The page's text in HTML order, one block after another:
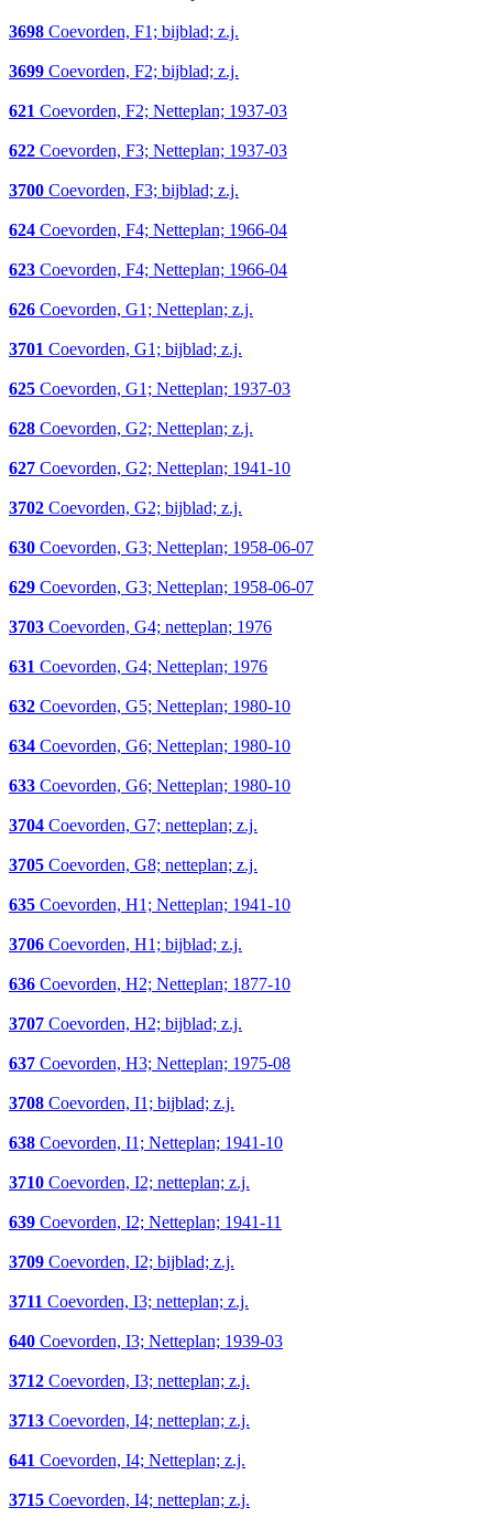
3698 Coevorden, F1; bijblad; z.j.
3699 Coevorden, F2; bijblad; z.j.
621 Coevorden, F2; Netteplan; 1937-03
622 Coevorden, F3; Netteplan; 1937-03
3700 Coevorden, F3; bijblad; z.j.
624 Coevorden, F4; Netteplan; 1966-04
623 Coevorden, F4; Netteplan; 1966-04
626 Coevorden, G1; Netteplan; z.j.
3701 Coevorden, G1; bijblad; z.j.
625 Coevorden, G1; Netteplan; 1937-03
628 Coevorden, G2; Netteplan; z.j.
627 Coevorden, G2; Netteplan; 1941-10
3702 Coevorden, G2; bijblad; z.j.
630 Coevorden, G3; Netteplan; 1958-06-07
629 Coevorden, G3; Netteplan; 1958-06-07
3703 Coevorden, G4; netteplan; 1976
631 Coevorden, G4; Netteplan; 1976
632 Coevorden, G5; Netteplan; 1980-10
634 Coevorden, G6; Netteplan; 1980-10
633 Coevorden, G6; Netteplan; 1980-10
3704 Coevorden, G7; netteplan; z.j.
3705 Coevorden, G8; netteplan; z.j.
635 Coevorden, H1; Netteplan; 1941-10
3706 Coevorden, H1; bijblad; z.j.
636 Coevorden, H2; Netteplan; 1877-10
3707 Coevorden, H2; bijblad; z.j.
637 Coevorden, H3; Netteplan; 1975-08
3708 Coevorden, I1; bijblad; z.j.
638 Coevorden, I1; Netteplan; 1941-10
3710 Coevorden, I2; netteplan; z.j.
639 Coevorden, I2; Netteplan; 1941-11
3709 Coevorden, I2; bijblad; z.j.
3711 Coevorden, I3; netteplan; z.j.
640 Coevorden, I3; Netteplan; 1939-03
3712 Coevorden, I3; netteplan; z.j.
3713 Coevorden, I4; netteplan; z.j.
641 Coevorden, I4; Netteplan; z.j.
3715 Coevorden, I4; netteplan; z.j.